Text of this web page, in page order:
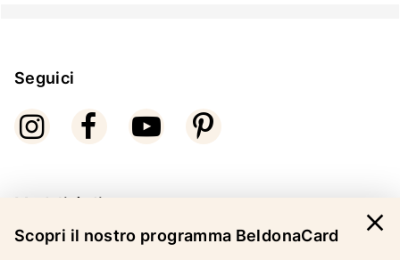
Seguici
Modalità di pagamento
Scopri il nostro programma BeldonaCard
close